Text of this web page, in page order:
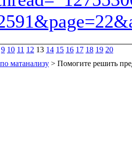
9 10 11 12 13 14 15 16 17 18 19 20
матанализу > Помогите решить